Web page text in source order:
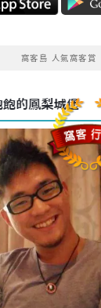
窩客島 人氣窩客賞